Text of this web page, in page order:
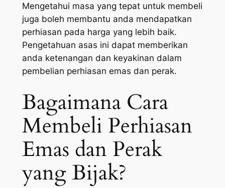
Mengetahui masa yang tepat untuk membeli
juga boleh membantu anda mendapatkan
perhiasan pada harga yang lebih baik.
Pengetahuan asas ini dapat memberikan
anda ketenangan dan keyakinan dalam
pembelian perhiasan emas dan perak.
Bagaimana Cara
Membeli Perhiasan
Emas dan Perak
yang Bijak?